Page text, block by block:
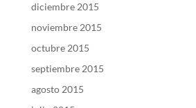
diciembre 2015
noviembre 2015
octubre 2015
septiembre 2015
agosto 2015